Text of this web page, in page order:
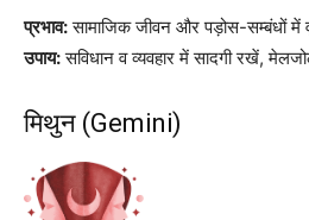
प्रभाव:सामाजिक जीवन और पड़ोस-सम्बंधों में
उपाय:सविधान व व्यवहार में सादगी रखें,
मिथुन (Gemini)